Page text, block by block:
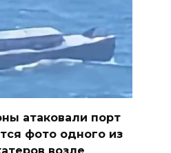
атаковали порт
фото одного из
возле